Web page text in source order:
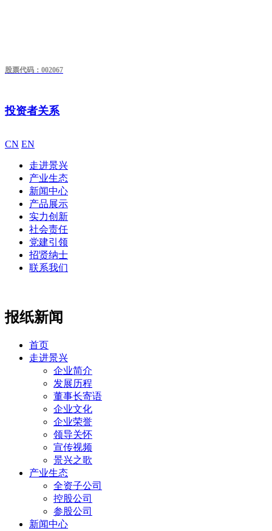
股票代码：002067
投资者关系
CN EN
走进景兴
产业生态
新闻中心
产品展示
实力创新
社会责任
党建引领
招贤纳士
联系我们
报纸新闻
首页
走进景兴
企业简介
发展历程
董事长寄语
企业文化
企业荣誉
领导关怀
宣传视频
景兴之歌
产业生态
全资子公司
控股公司
参股公司
新闻中心